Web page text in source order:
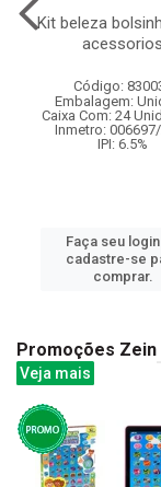
Kit beleza
acessorios
Código:
Embalagem:
Caixa Com: 24
Inmetro:
IPI: 6.5%
Faça seu
cadastre-se
comprar.
Promoções Zein
Veja mais